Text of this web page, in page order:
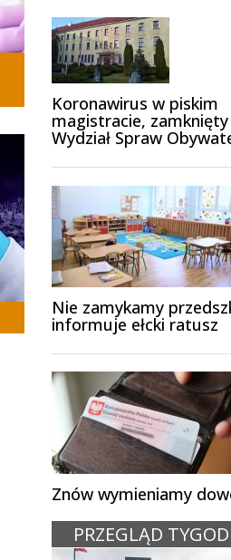
Koronawirus w piskim
magistracie, zamknięty
Wydział Spraw
Nie zamykamy
informuje ełcki ratusz
Znów wymieniamy
PRZEGLĄD